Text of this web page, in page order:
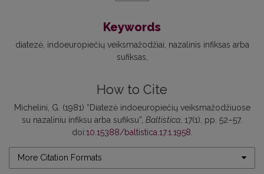
Keywords
diatezė indoeuropiečių veiksmažodžiai nazalinis infiksas arba
sufiksas
How to Cite
Michelini, G. (1981) “Diatezė indoeuropiečių veiksmažodžiuose
su nazaliniu infiksu arba sufiksu”, Baltistica , 17(1), pp. 52–57.
doi:10.15388/baltistica.17.1.1958
More Citation Formats